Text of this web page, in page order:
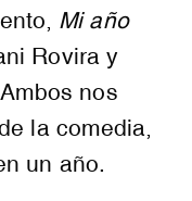
Mi año
Rovira y
nos
la comedia,
un año.